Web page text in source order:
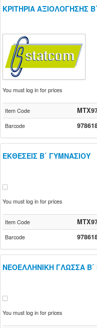
ΚΡΙΤΗΡΙΑ ΑΞΙΟΛΟΓΗΣΗΣ
You must log in for prices
Item Code
Barcode
ΕΚΘΕΣΕΙΣ Β΄ ΓΥΜΝΑΣΙΟΥ
You must log in for prices
Item Code
Barcode
ΝΕΟΕΛΛΗΝΙΚΗ ΓΛΩΣΣΑ
You must log in for prices